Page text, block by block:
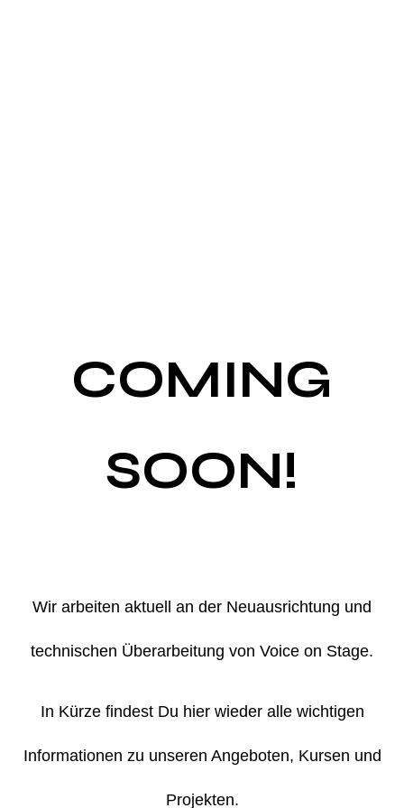
COMING
SOON!
Wir arbeiten aktuell an der Neuausrichtung und
technischen Überarbeitung von Voice on Stage.
In Kürze findest Du hier wieder alle wichtigen
Informationen zu unseren Angeboten, Kursen und
Projekten.